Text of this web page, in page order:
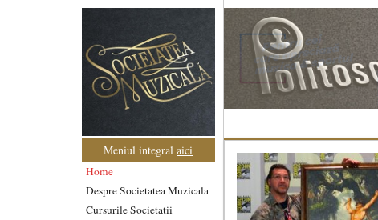
Meniul integralaici
Home
Despre Societatea Muzicala
Cursurile Societatii